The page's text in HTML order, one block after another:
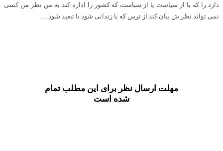
دارد را که یا از سیاست یا از سیاست که کشور را اداره کند به من نظر من کسی
نمی تواند نظر ش بیان کند از ترس که یا زندانی شود یا تبعید شود ....
مهلت ارسال نظر برای این مطلب تمام
شده است